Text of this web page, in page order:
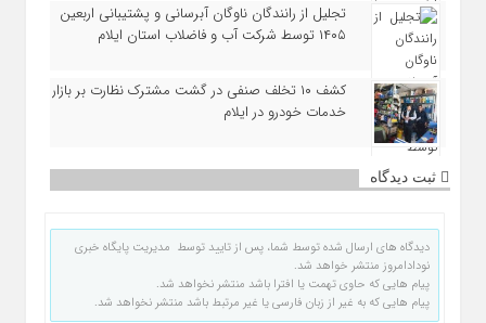
تجلیل از رانندگان ناوگان آبرسانی و پشتیبانی اربعین
۱۴۰۵ توسط شرکت آب و فاضلاب استان ایلام
کشف ۱۰ تخلف صنفی در گشت مشترک نظارت بر بازار
خدمات خودرو در ایلام
ثبت دیدگاه
دیدگاه های ارسال شده توسط شما، پس از تایید توسط مدیریت پایگاه خبری
نودادامروز منتشر خواهد شد.
پیام هایی که حاوی تهمت یا افترا باشد منتشر نخواهد شد.
پیام هایی که به غیر از زبان فارسی یا غیر مرتبط باشد منتشر نخواهد شد.